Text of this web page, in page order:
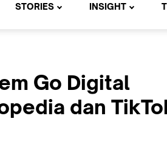
STORIES INSIGHT
Go Digital
dan